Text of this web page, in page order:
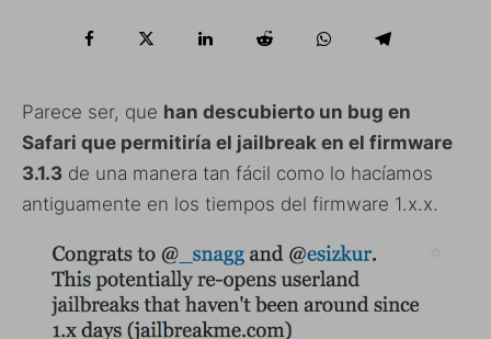
Parece ser, que han descubierto un bug en
Safari que permitiría el jailbreak en el firmware
3.1.3 de una manera tan fácil como lo hacíamos
antiguamente en los tiempos del firmware 1.x.x.